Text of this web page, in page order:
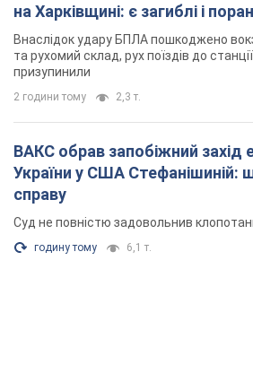
на Харківщині: є загиблі і
Внаслідок удару БПЛА пошкоджено
та рухомий склад, рух поїздів до
призупинили
2 години тому 2,3 т.
ВАКС обрав запобіжний захід експосолці
України у США Стефанішиній: що відомо про
справу
Суд не повністю задовольнив
годину тому 6,1 т.